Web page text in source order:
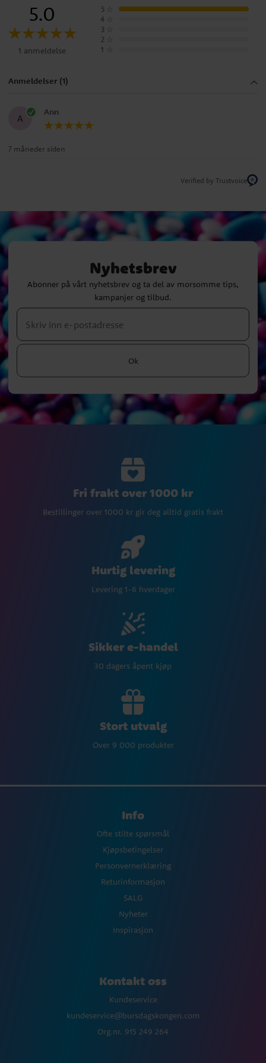
5.0
1 anmeldelse
5
4
3
2
1
Anmeldelser (1)
A
Ann
7 måneder siden
Verified by Trustvoice
Nyhetsbrev
Abonner på vårt nyhetsbrev og ta del av morsomme tips,
kampanjer og tilbud.
Ok
Fri frakt over 1000 kr
Bestillinger over 1000 kr gir deg alltid gratis frakt
Hurtig levering
Levering 1-6 hverdager
Sikker e-handel
30 dagers åpent kjøp
Stort utvalg
Over 9 000 produkter
Info
Ofte stilte spørsmål
Kjøpsbetingelser
Personvernerklæring
Returinformasjon
SALG
Nyheter
Inspirasjon
Kontakt oss
Kundeservice
kundeservice@bursdagskongen.com
Org.nr. 915 249 264